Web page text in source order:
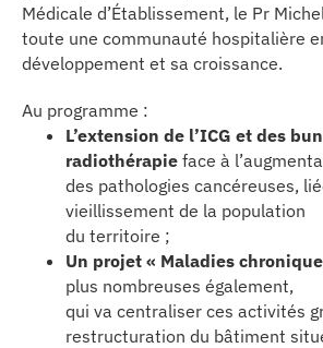
Médicale d’Établissement, le Pr
toute une communauté hospitalière
développement et sa croissance.
Au programme :
L’extension de l’ICG et des
radiothérapie face à
des pathologies cancéreuses,
vieillissement de la population
du territoire ;
Un projet « Maladies
plus nombreuses également,
qui va centraliser ces activités
restructuration du bâtiment